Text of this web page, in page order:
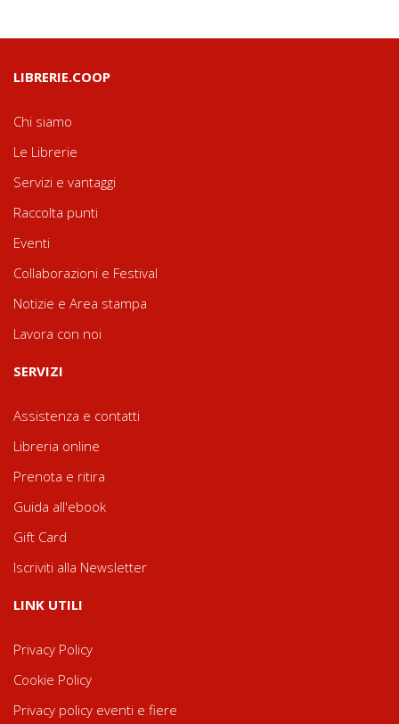
LIBRERIE.COOP
Chi siamo
Le Librerie
Servizi e vantaggi
Raccolta punti
Eventi
Collaborazioni e Festival
Notizie e Area stampa
Lavora con noi
SERVIZI
Assistenza e contatti
Libreria online
Prenota e ritira
Guida all'ebook
Gift Card
Iscriviti alla Newsletter
LINK UTILI
Privacy Policy
Cookie Policy
Privacy policy eventi e fiere